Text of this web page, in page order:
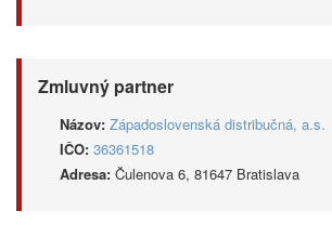
Zmluvný partner
Názov: Západoslovenská distribučná, a.s.
IČO: 36361518
Adresa: Čulenova 6, 81647 Bratislava